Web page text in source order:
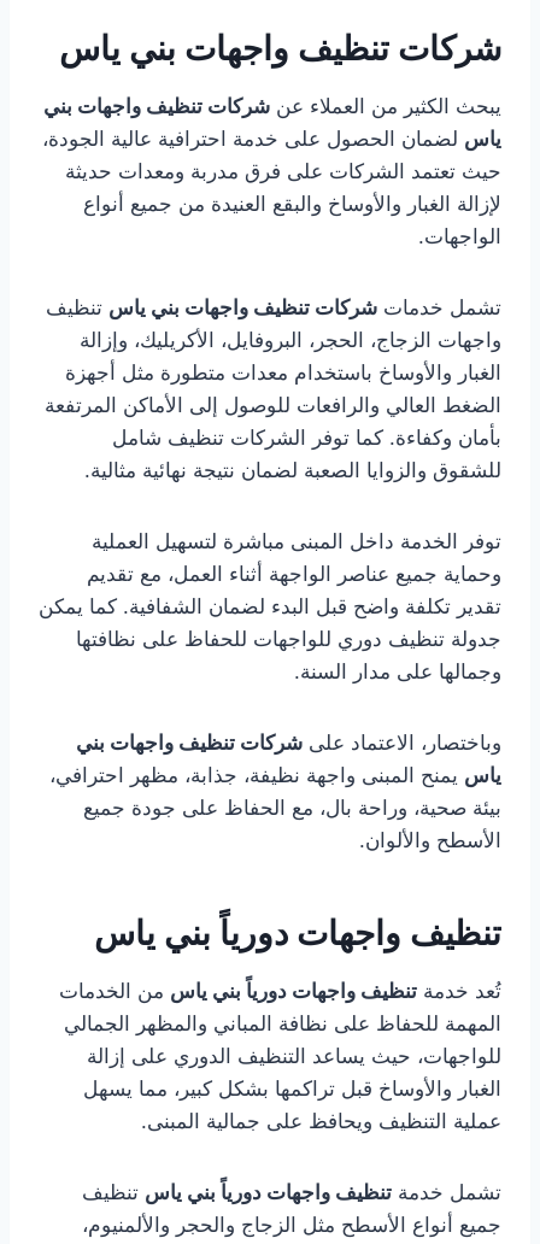
شركات تنظيف واجهات بني ياس
يبحث الكثير من العملاء عن شركات تنظيف واجهات بني
ياس لضمان الحصول على خدمة احترافية عالية الجودة،
حيث تعتمد الشركات على فرق مدربة ومعدات حديثة
لإزالة الغبار والأوساخ والبقع العنيدة من جميع أنواع
الواجهات.
تشمل خدمات شركات تنظيف واجهات بني ياس تنظيف
واجهات الزجاج، الحجر، البروفايل، الأكريليك، وإزالة
الغبار والأوساخ باستخدام معدات متطورة مثل أجهزة
الضغط العالي والرافعات للوصول إلى الأماكن المرتفعة
بأمان وكفاءة. كما توفر الشركات تنظيف شامل
للشقوق والزوايا الصعبة لضمان نتيجة نهائية مثالية.
توفر الخدمة داخل المبنى مباشرة لتسهيل العملية
وحماية جميع عناصر الواجهة أثناء العمل، مع تقديم
تقدير تكلفة واضح قبل البدء لضمان الشفافية. كما يمكن
جدولة تنظيف دوري للواجهات للحفاظ على نظافتها
وجمالها على مدار السنة.
وباختصار، الاعتماد على شركات تنظيف واجهات بني
ياس يمنح المبنى واجهة نظيفة، جذابة، مظهر احترافي،
بيئة صحية، وراحة بال، مع الحفاظ على جودة جميع
الأسطح والألوان.
تنظيف واجهات دورياً بني ياس
تُعد خدمة تنظيف واجهات دورياً بني ياس من الخدمات
المهمة للحفاظ على نظافة المباني والمظهر الجمالي
للواجهات، حيث يساعد التنظيف الدوري على إزالة
الغبار والأوساخ قبل تراكمها بشكل كبير، مما يسهل
عملية التنظيف ويحافظ على جمالية المبنى.
تشمل خدمة تنظيف واجهات دورياً بني ياس تنظيف
جميع أنواع الأسطح مثل الزجاج والحجر والألمنيوم،